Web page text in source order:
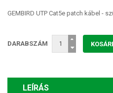
GEMBIRD UTP Cat5e patch kábel -
DARABSZÁM
LEÍRÁS